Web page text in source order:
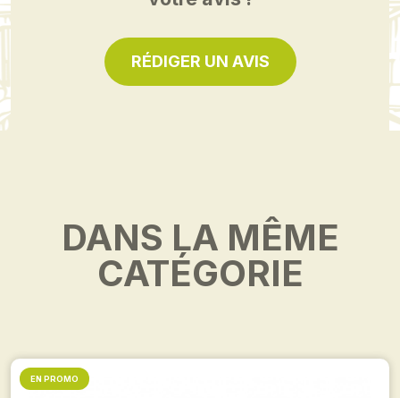
RÉDIGER UN AVIS
DANS LA MÊME
CATÉGORIE
EN PROMO